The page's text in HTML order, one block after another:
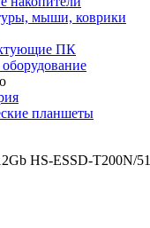
мыши, коврики
ПК
планшеты